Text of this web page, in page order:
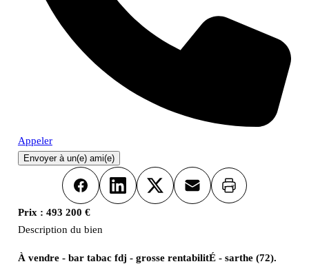
Appeler
Envoyer à un(e) ami(e)
FacebookLinkedInX Email Imprimer
Prix : 493 200 €
Description du bien
À vendre - bar tabac fdj - grosse rentabilitÉ - sarthe (72).